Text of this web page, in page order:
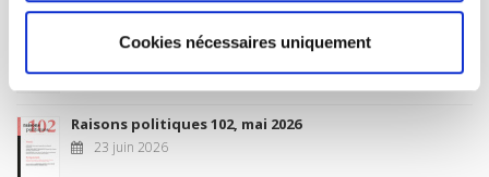
Cookies nécessaires uniquement
Sociétés contemporaines 139, 2025
6 juil. 2026
Raisons politiques 102, mai 2026
23 juin 2026